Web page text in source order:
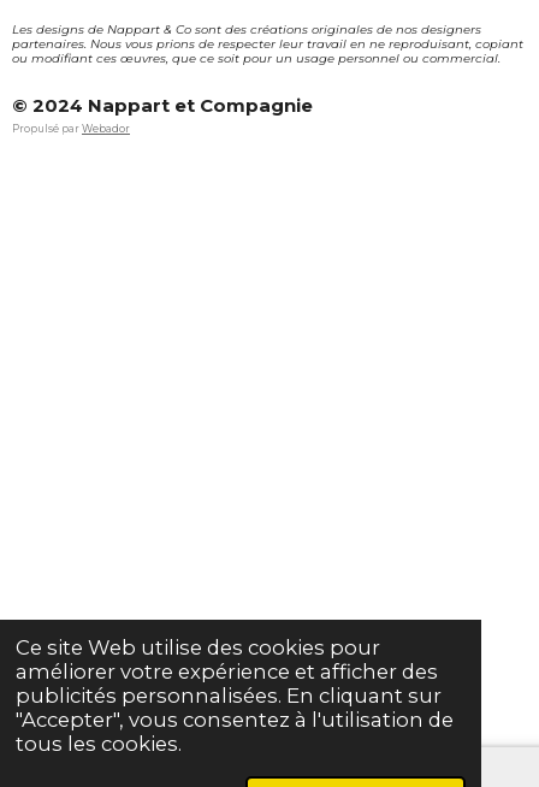
Ce site Web utilise des cookies pour
améliorer votre expérience et afficher des
publicités personnalisées. En cliquant sur
"Accepter", vous consentez à l'utilisation de
tous les cookies.
Les designs de Nappart & Co sont des créations originales de nos designers
partenaires. Nous vous prions de respecter leur travail en ne reproduisant, copiant
ou modifiant ces œuvres, que ce soit pour un usage personnel ou commercial.
© 2024 Nappart et Compagnie
Propulsé par Webador